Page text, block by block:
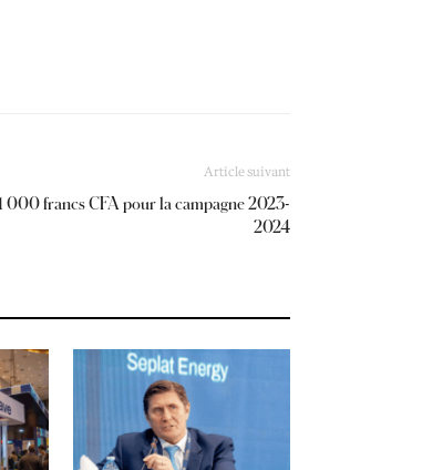
Article suivant
000 francs CFA pour la campagne 2023-
2024